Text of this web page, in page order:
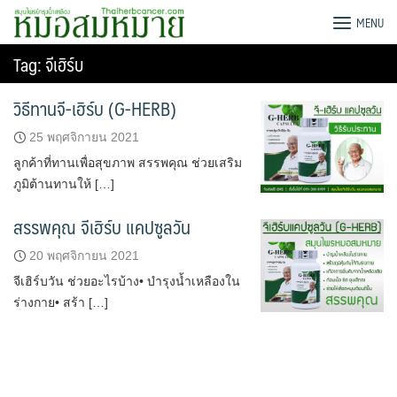
SkipG-HERB หมอสมหมาย MENU
Tag:จีเฮิร์บ
วิธีทานจี-เฮิร์บ (G-HERB)
25 พฤศจิกายน 2021
ลูกค้าที่ทานเพื่อสุขภาพ สรรพคุณ ช่วยเสริม
ภูมิต้านทานให้ […]
สรรพคุณ จีเฮิร์บ แคปซูลวัน
20 พฤศจิกายน 2021
จีเฮิร์บวัน ช่วยอะไรบ้าง• บำรุงน้ำเหลืองใน
ร่างกาย• สร้า […]